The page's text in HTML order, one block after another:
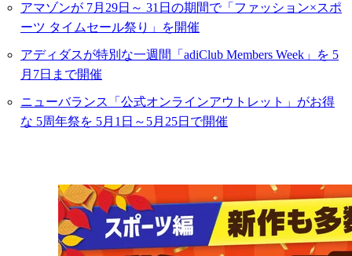
アマゾンが 7月29日～ 31日の期間で「ファッション×スポ
ーツ タイムセール祭り」を開催
アディダスが特別な一週間「adiClub Members Week」を 5
月7日まで開催
ニューバランス「公式オンラインアウトレット」がお得
な 5周年祭を 5月1日～5月25日で開催